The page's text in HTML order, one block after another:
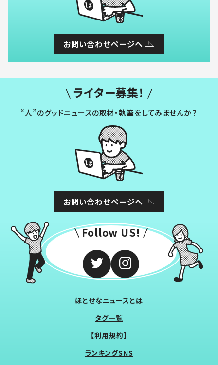
お問い合わせページへ
ライター募集！
“人”のグッドニュースの取材・執筆をしてみませんか？
お問い合わせページへ
Follow US!
ほとせなニュースとは
タグ一覧
【利用規約】
ランキングSNS